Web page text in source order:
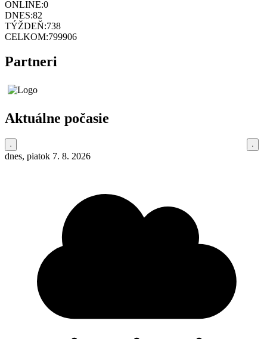
ONLINE:0
DNES:82
TÝŽDEŇ:738
CELKOM:799906
Partneri
Aktuálne počasie
dnes, piatok 7. 8. 2026